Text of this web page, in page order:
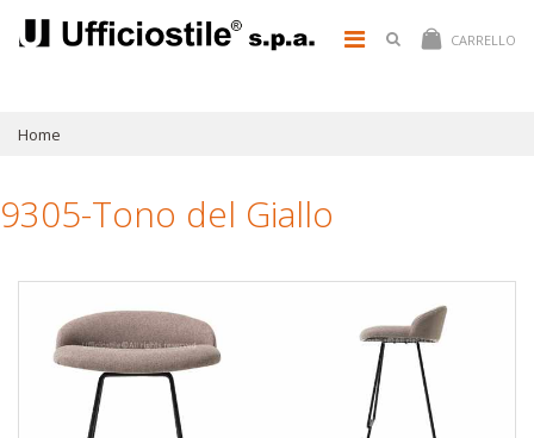
CARRELLO
Home
9305-Tono del Giallo